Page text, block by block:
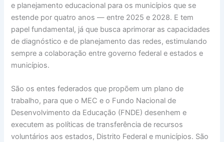
e planejamento educacional para os municípios que se
estende por quatro anos — entre 2025 e 2028. E tem
papel fundamental, já que busca aprimorar as capacidades
de diagnóstico e de planejamento das redes, estimulando
sempre a colaboração entre governo federal e estados e
municípios.
São os entes federados que propõem um plano de
trabalho, para que o MEC e o Fundo Nacional de
Desenvolvimento da Educação (FNDE) desenhem e
executem as políticas de transferência de recursos
voluntários aos estados, Distrito Federal e municípios. São